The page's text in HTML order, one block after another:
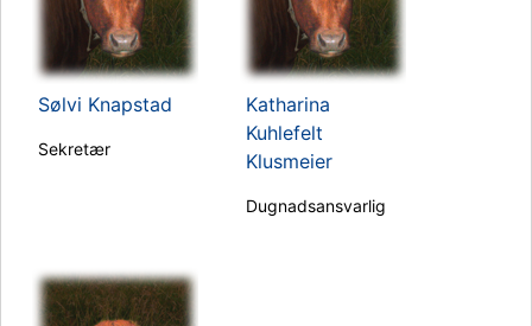
Sølvi Knapstad
Sekretær
Katharina
Kuhlefelt
Klusmeier
Dugnadsansvarlig